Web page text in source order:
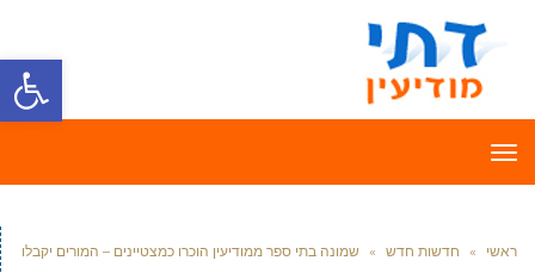
פתח
תפריט
ראשי » חדשות חדש » שמונה בתי ספר ממודיעין הוכרו כמצטיינים – המורים יקבלו